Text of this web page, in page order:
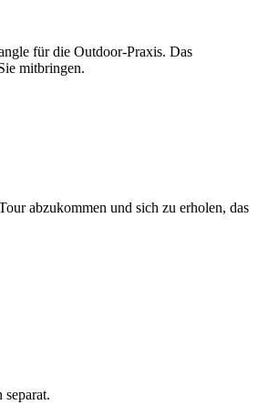
für die Outdoor-Praxis. Das
mitbringen.
abzukommen und sich zu erholen, das